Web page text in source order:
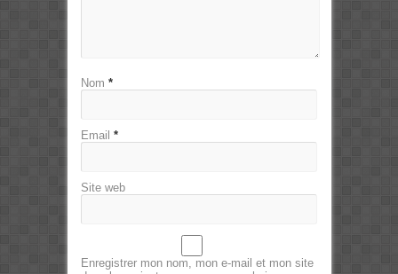
Nom *
Email *
Site web
Enregistrer mon nom, mon e-mail et mon site